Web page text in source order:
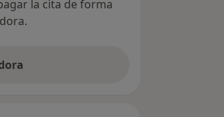
la cita de forma